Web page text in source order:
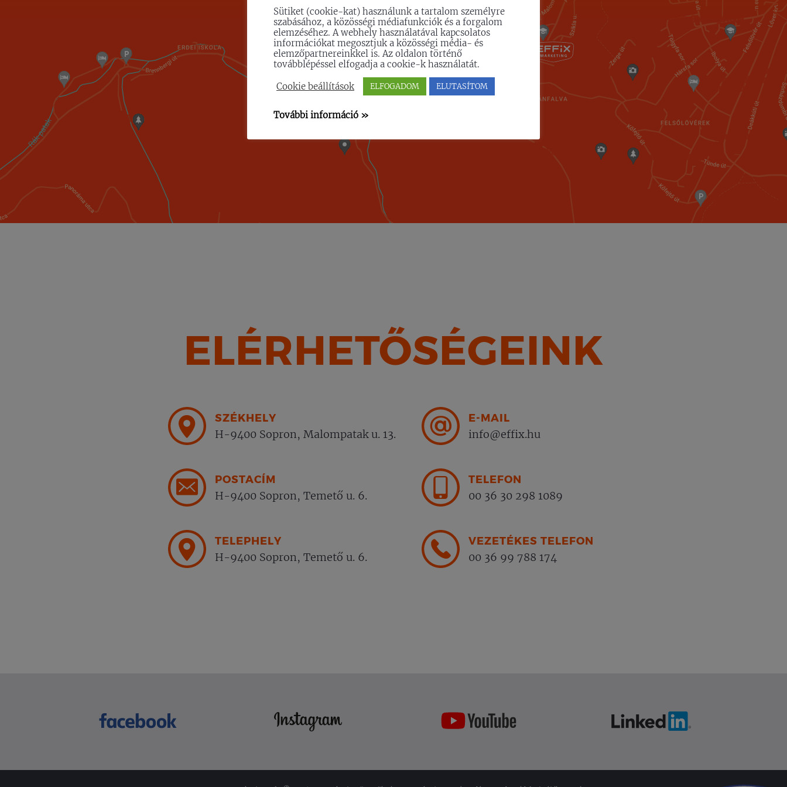
ELÉRHETŐSÉGEINK
SZÉKHELY
H-9400 Sopron, Malompatak u. 13.
POSTACÍM
H-9400 Sopron, Temető u. 6.
TELEPHELY
H-9400 Sopron, Temető u. 6.
E-MAIL
info@effix.hu
TELEFON
00 36 30 298 1089
VEZETÉKES TELEFON
00 36 99 788 174
Sütiket (cookie-kat) használunk a tartalom személyre
szabásához, a közösségi médiafunkciók és a forgalom
elemzéséhez. A webhely használatával kapcsolatos
információkat megosztjuk a közösségi média- és
elemzőpartnereinkkel is. Az oldalon történő
továbblépéssel elfogadja a cookie-k használatát.
Cookie beállítások ELFOGADOM ELUTASÍTOM
További információ »